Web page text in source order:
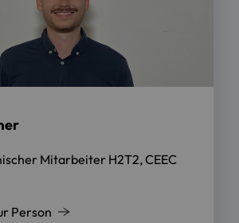
Mitarbeiter H2T2, CEEC
Person